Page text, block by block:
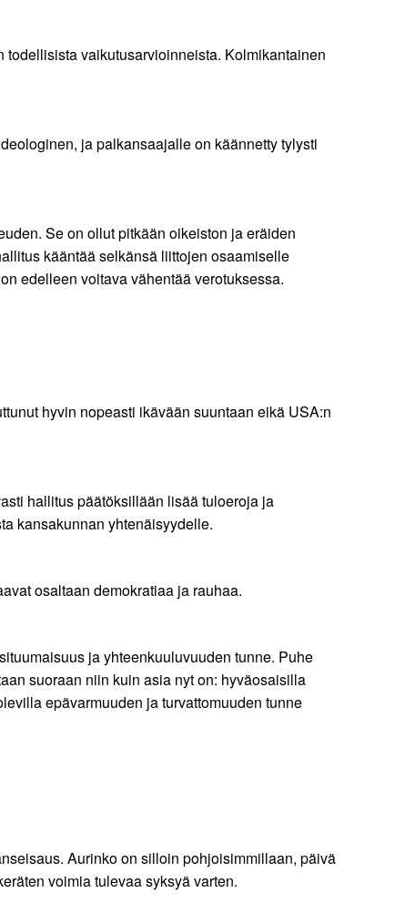
vaikutusarvioinneista. Kolmikantainen
ja palkansaajalle on käännetty tylysti
Se on ollut pitkään oikeiston ja eräiden
kääntää selkänsä liittojen osaamiselle
edelleen voitava vähentää verotuksessa.
hyvin nopeasti ikävään suuntaan eikä USA:n
hallitus päätöksillään lisää tuloeroja ja
kansakunnan yhtenäisyydelle.
osaltaan demokratiaa ja rauhaa.
ja yhteenkuuluvuuden tunne. Puhe
suoraan niin kuin asia nyt on: hyväosaisilla
epävarmuuden ja turvattomuuden tunne
Aurinko on silloin pohjoisimmillaan, päivä
voimia tulevaa syksyä varten.